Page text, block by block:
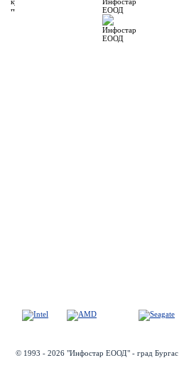
© 1993 - 2026 "Инфостар ЕООД" - град Бургас